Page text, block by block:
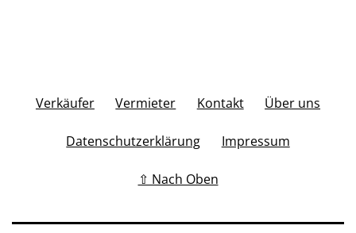
Verkäufer Vermieter Kontakt Über uns
Datenschutzerklärung Impressum
⇧ Nach Oben